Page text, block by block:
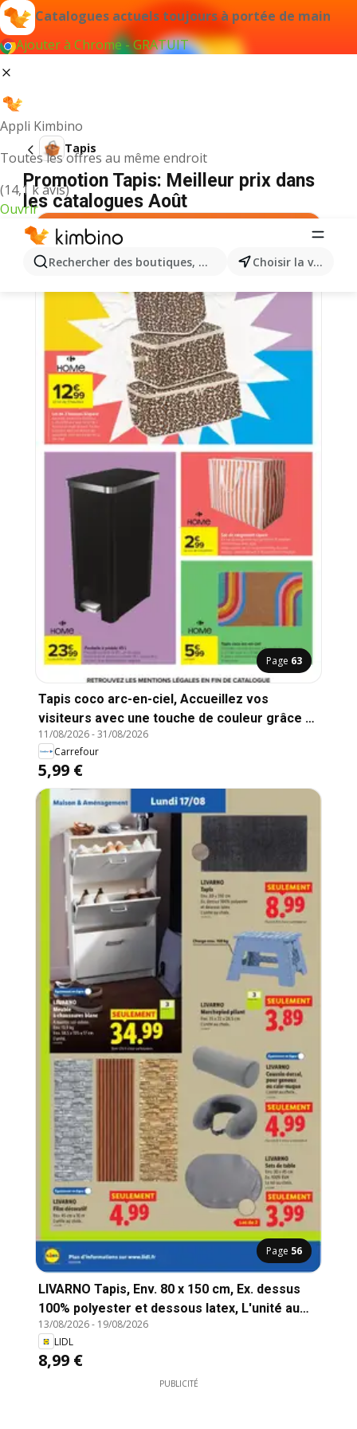
Catalogues actuels toujours à portée de main
Ajouter à Chrome - GRATUIT
Appli Kimbino
Toutes les offres au même endroit
(14,1 k avis)
Ouvrir
Rechercher des boutiques, des catégories, des Choisir la ville
Tapis
Promotion Tapis: Meilleur prix dans
les catalogues Août
Page 63
Tapis coco arc-en-ciel, Accueillez vos
visiteurs avec une touche de couleur grâce à
ce tapis coco arc-en-ciel. Robuste et
décoratif, il contribue à garder votre entrée
propre tout en apportant une note
chaleureuse.
11/08/2026-31/08/2026
Carrefour
5,99 €
Page 56
LIVARNO Tapis, Env. 80 x 150 cm, Ex. dessus
100% polyester et dessous latex, L'unité au
choix.
13/08/2026- 19/08/2026
LIDL
8,99 €
PUBLICITÉ